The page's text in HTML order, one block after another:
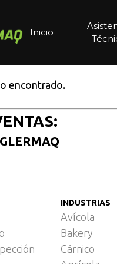
Inicio
en grados
encontrado.
INDUSTRIAS
Avícola
Bakery
Cárnico